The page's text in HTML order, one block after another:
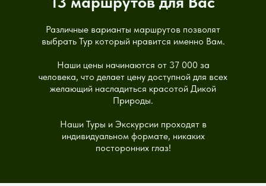
Различные варианты маршрутов позволят
выбрать Тур который нравится именно Вам.
Наши цены начинаются от 37 000 за
человека, что делает цену доступной для всех
желающий насладиться красотой Дикой
Природы.
Наши Туры и Экскурсии проходят в
индивидуальном формате, никаких
посторонних глаз!